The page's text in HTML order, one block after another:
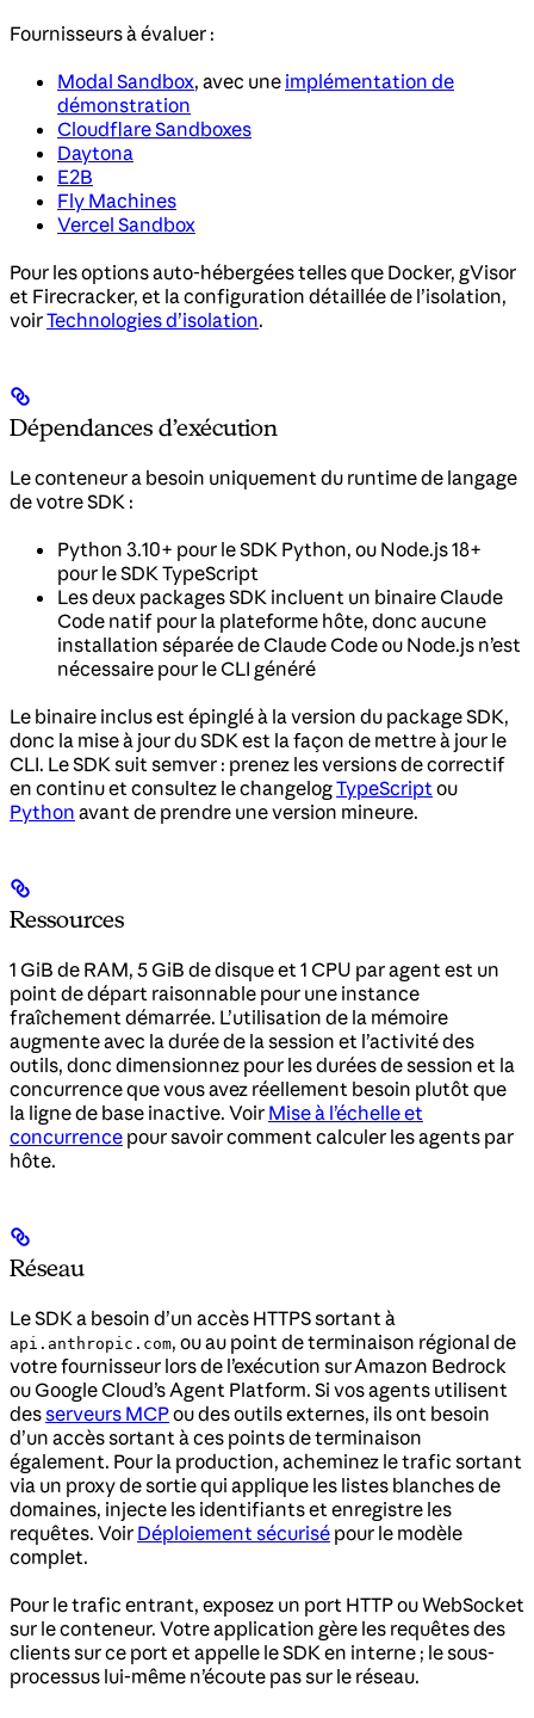
Fournisseurs à évaluer :
Modal Sandbox, avec une implémentation de
démonstration
Cloudflare Sandboxes
Daytona
E2B
Fly Machines
Vercel Sandbox
Pour les options auto-hébergées telles que Docker, gVisor
et Firecracker, et la configuration détaillée de l’isolation,
voirTechnologies d’isolation.
Dépendances d’exécution
Le conteneur a besoin uniquement du runtime de langage
de votre SDK :
Python 3.10+ pour le SDK Python, ou Node.js 18+
pour le SDK TypeScript
Les deux packages SDK incluent un binaire Claude
Code natif pour la plateforme hôte, donc aucune
installation séparée de Claude Code ou Node.js n’est
nécessaire pour le CLI généré
Le binaire inclus est épinglé à la version du package SDK,
donc la mise à jour du SDK est la façon de mettre à jour le
CLI. Le SDK suit semver : prenez les versions de correctif
en continu et consultez le changelogTypeScriptou
Python avant de prendre une version mineure.
Ressources
1 GiB de RAM, 5 GiB de disque et 1 CPU par agent est un
point de départ raisonnable pour une instance
fraîchement démarrée. L’utilisation de la mémoire
augmente avec la durée de la session et l’activité des
outils, donc dimensionnez pour les durées de session et la
concurrence que vous avez réellement besoin plutôt que
la ligne de base inactive. Voir Mise à l’échelle et
concurrence pour savoir comment calculer les agents par
hôte.
Réseau
Le SDK a besoin d’un accès HTTPS sortant à
api.anthropic.com, ou au point de terminaison régional de
votre fournisseur lors de l’exécution sur Amazon Bedrock
ou Google Cloud’s Agent Platform. Si vos agents utilisent
desserveurs MCPou des outils externes, ils ont besoin
d’un accès sortant à ces points de terminaison
également. Pour la production, acheminez le trafic sortant
via un proxy de sortie qui applique les listes blanches de
domaines, injecte les identifiants et enregistre les
requêtes. Voir Déploiement sécurisé pour le modèle
complet.
Pour le trafic entrant, exposez un port HTTP ou WebSocket
sur le conteneur. Votre application gère les requêtes des
clients sur ce port et appelle le SDK en interne ; le sous-
processus lui-même n’écoute pas sur le réseau.